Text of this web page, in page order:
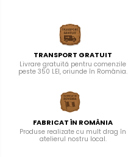
TRANSPORT GRATUIT
Livrare gratuită pentru comenzile
peste 350 LEI, oriunde în România.
FABRICAT ÎN ROMÂNIA
Produse realizate cu mult drag în
atelierul nostru local.